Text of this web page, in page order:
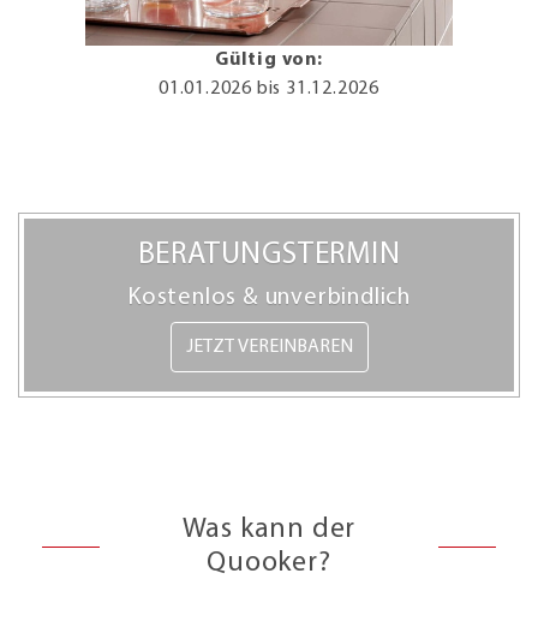
Gültig von:
01.01.2026 bis 31.12.2026
BERATUNGSTERMIN
Kostenlos & unverbindlich
JETZT VEREINBAREN
Was kann der
Quooker?